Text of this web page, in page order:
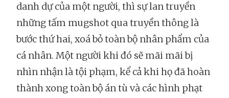
danh dự của một người, thì sự lan truyền
những tấm mugshot qua truyền thông là
bước thứ hai, xoá bỏ toàn bộ nhân phẩm của
cá nhân. Một người khi đó sẽ mãi mãi bị
nhìn nhận là tội phạm, kể cả khi họ đã hoàn
thành xong toàn bộ án tù và các hình phạt